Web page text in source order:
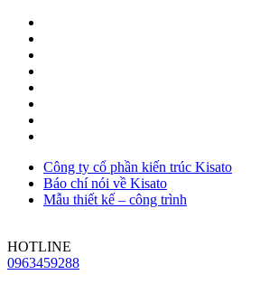
Công ty cổ phần kiến trúc Kisato
Báo chí nói về Kisato
Mẫu thiết kế – công trình
HOTLINE
0963459288